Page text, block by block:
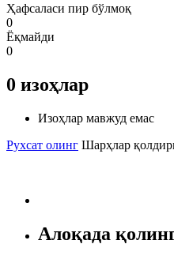
Ҳафсаласи пир бўлмоқ
0
Ёқмайди
0
0 изоҳлар
Изоҳлар мавжуд емас
Рухсат олинг Шарҳлар
Алоқада